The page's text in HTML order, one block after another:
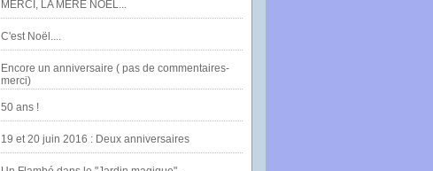
MERCI, LA MERE NOËL...
C'est Noël....
Encore un anniversaire ( pas de commentaires-
merci)
50 ans !
19 et 20 juin 2016 : Deux anniversaires